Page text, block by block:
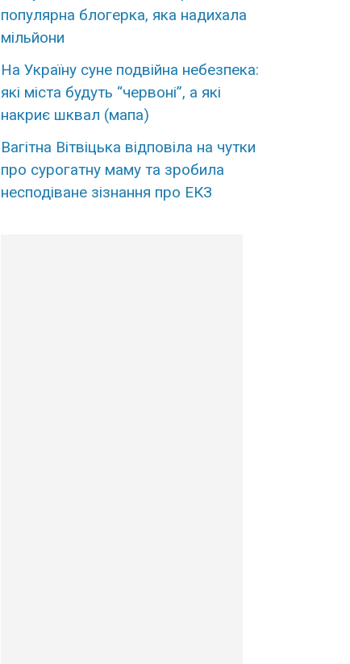
популярна блогерка, яка надихала
мільйони
На Україну суне подвійна небезпека:
які міста будуть “червоні”, а які
накриє шквал (мапа)
Вагітна Вітвіцька відповіла на чутки
про сурогатну маму та зробила
несподіване зізнання про ЕКЗ